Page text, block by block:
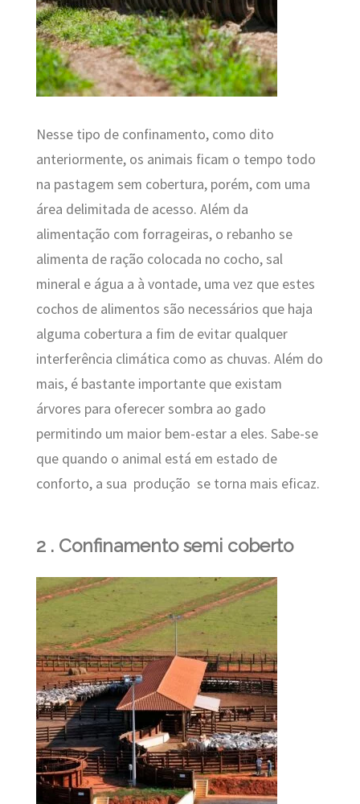
Nesse tipo de confinamento, como dito
anteriormente, os animais ficam o tempo todo
na pastagem sem cobertura, porém, com uma
área delimitada de acesso. Além da
alimentação com forrageiras, o rebanho se
alimenta de ração colocada no cocho, sal
mineral e água a à vontade, uma vez que estes
cochos de alimentos são necessários que haja
alguma cobertura a fim de evitar qualquer
interferência climática como as chuvas. Além do
mais, é bastante importante que existam
árvores para oferecer sombra ao gado
permitindo um maior bem-estar a eles. Sabe-se
que quando o animal está em estado de
conforto, a sua produção se torna mais eficaz.
2 . Confinamento semi coberto